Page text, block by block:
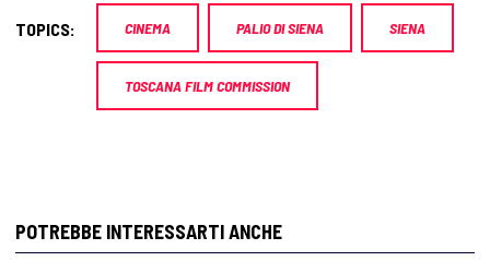
TOPICS: CINEMA PALIO DI SIENA SIENA
TOSCANA FILM COMMISSION
POTREBBE INTERESSARTI ANCHE